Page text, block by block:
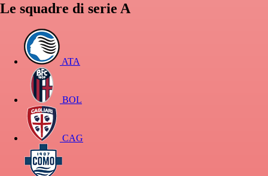
Le squadre di serie A
ATA
BOL
CAG